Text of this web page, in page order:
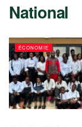
National
ÉCONOMIE